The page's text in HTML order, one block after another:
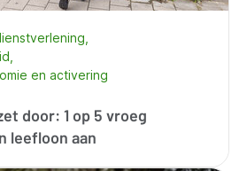
door: 1 op 5 vroeg
leefloon aan
en activering